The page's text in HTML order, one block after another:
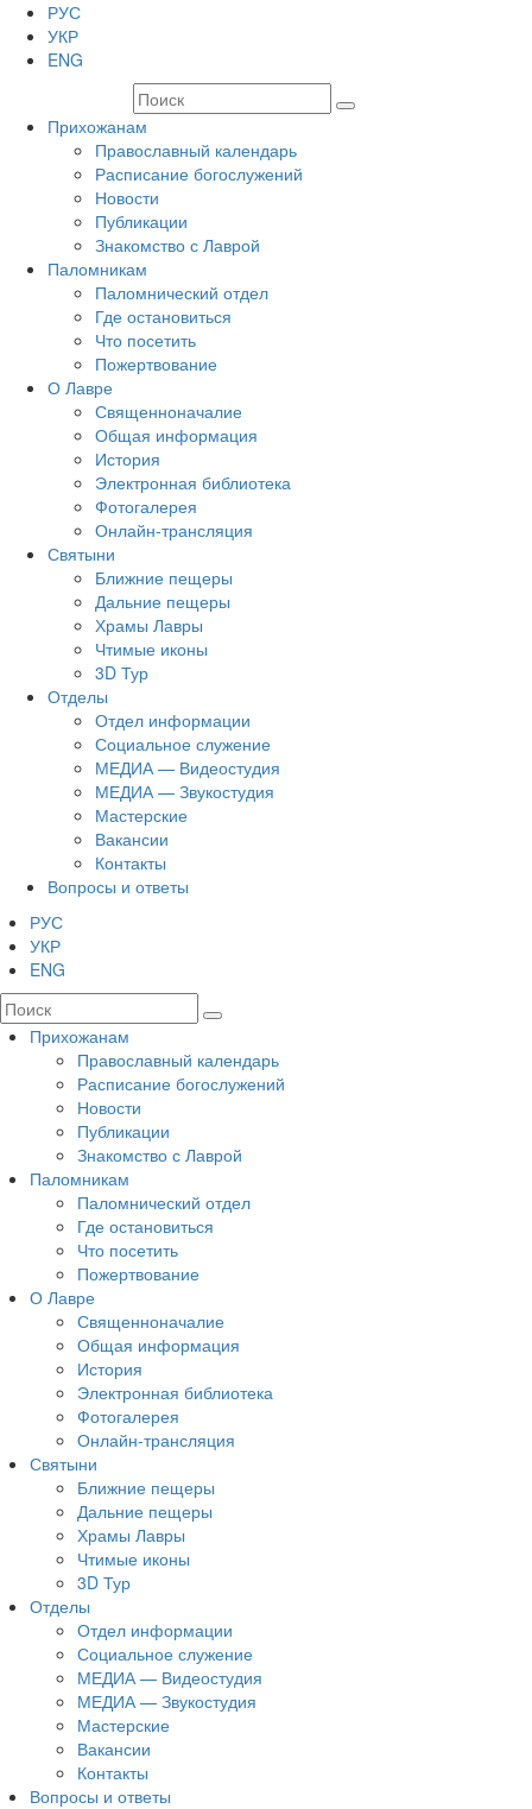
РУС
УКР
ENG
Прихожанам
Православный календарь
Расписание богослужений
Новости
Публикации
Знакомство с Лаврой
Паломникам
Паломнический отдел
Где остановиться
Что посетить
Пожертвование
О Лавре
Священноначалие
Общая информация
История
Электронная библиотека
Фотогалерея
Онлайн-трансляция
Святыни
Ближние пещеры
Дальние пещеры
Храмы Лавры
Чтимые иконы
3D Тур
Отделы
Отдел информации
Социальное служение
МЕДИА — Видеостудия
МЕДИА — Звукостудия
Мастерские
Вакансии
Контакты
Вопросы и ответы
РУС
УКР
ENG
Прихожанам
Православный календарь
Расписание богослужений
Новости
Публикации
Знакомство с Лаврой
Паломникам
Паломнический отдел
Где остановиться
Что посетить
Пожертвование
О Лавре
Священноначалие
Общая информация
История
Электронная библиотека
Фотогалерея
Онлайн-трансляция
Святыни
Ближние пещеры
Дальние пещеры
Храмы Лавры
Чтимые иконы
3D Тур
Отделы
Отдел информации
Социальное служение
МЕДИА — Видеостудия
МЕДИА — Звукостудия
Мастерские
Вакансии
Контакты
Вопросы и ответы